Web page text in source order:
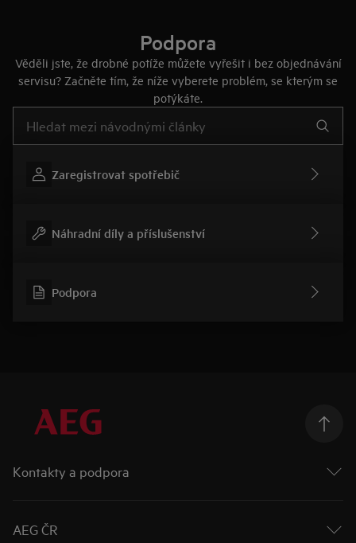
Podpora
Věděli jste, že drobné potíže můžete vyřešit i bez objednávání
servisu? Začněte tím, že níže vyberete problém, se kterým se
potýkáte.
Zaregistrovat spotřebič
Náhradní díly a příslušenství
Podpora
Kontakty a podpora
Odběr newsletteru
AEG ČR